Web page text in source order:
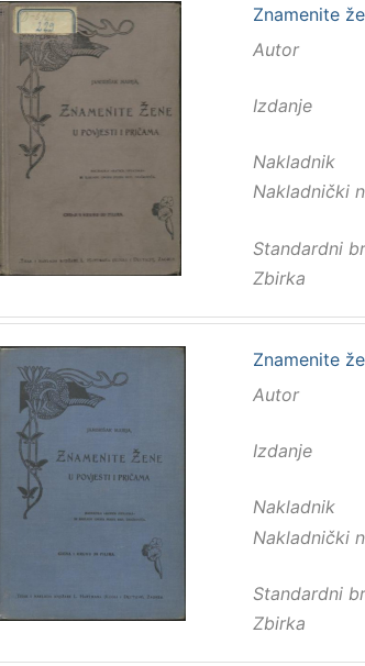
Znamenite
Autor
Izdanje
Nakladnik
Nakladnički
Standardni
Zbirka
Znamenite
Autor
Izdanje
Nakladnik
Nakladnički
Standardni
Zbirka